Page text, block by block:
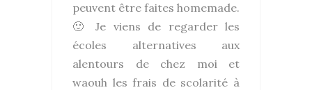
peuvent être faites homemade.
🙂 Je viens de regarder les
écoles alternatives aux
alentours de chez moi et
waouh les frais de scolarité à